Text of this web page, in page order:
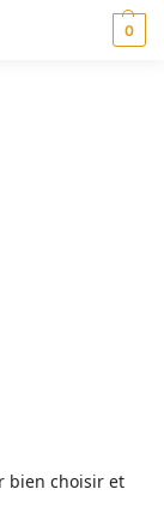
0
bien choisir et